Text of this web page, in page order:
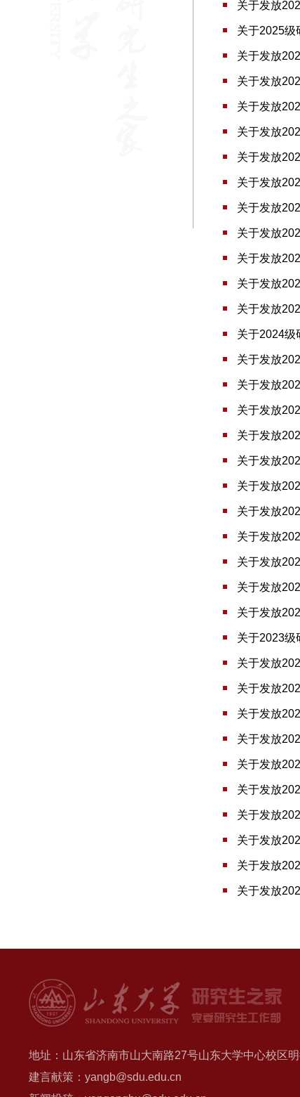
关于发放
关于2025级
关于发放
关于发放
关于发放
关于发放
关于发放
关于发放
关于发放
关于发放
关于发放
关于发放
关于发放
关于2024级
关于发放
关于发放
关于发放
关于发放
关于发放
关于发放
关于发放
关于发放
关于发放
关于发放
关于发放
关于2023级
关于发放
关于发放
关于发放
关于发放
关于发放
关于发放
关于发放
关于发放
关于发放
关于发放
地址：山东省济南市山大南路27号山东大学中心校区
建言献策：yangb@sdu.edu.cn